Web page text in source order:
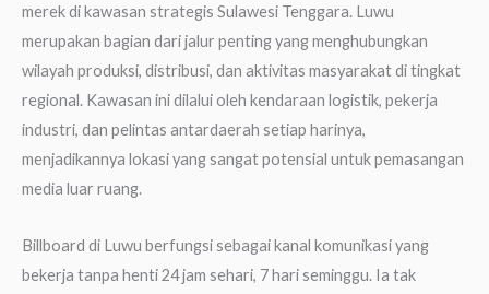
merek di kawasan strategis Sulawesi Tenggara. Luwu
merupakan bagian dari jalur penting yang menghubungkan
wilayah produksi, distribusi, dan aktivitas masyarakat di tingkat
regional. Kawasan ini dilalui oleh kendaraan logistik, pekerja
industri, dan pelintas antardaerah setiap harinya,
menjadikannya lokasi yang sangat potensial untuk pemasangan
media luar ruang.
Billboard di Luwu berfungsi sebagai kanal komunikasi yang
bekerja tanpa henti 24 jam sehari, 7 hari seminggu. Ia tak